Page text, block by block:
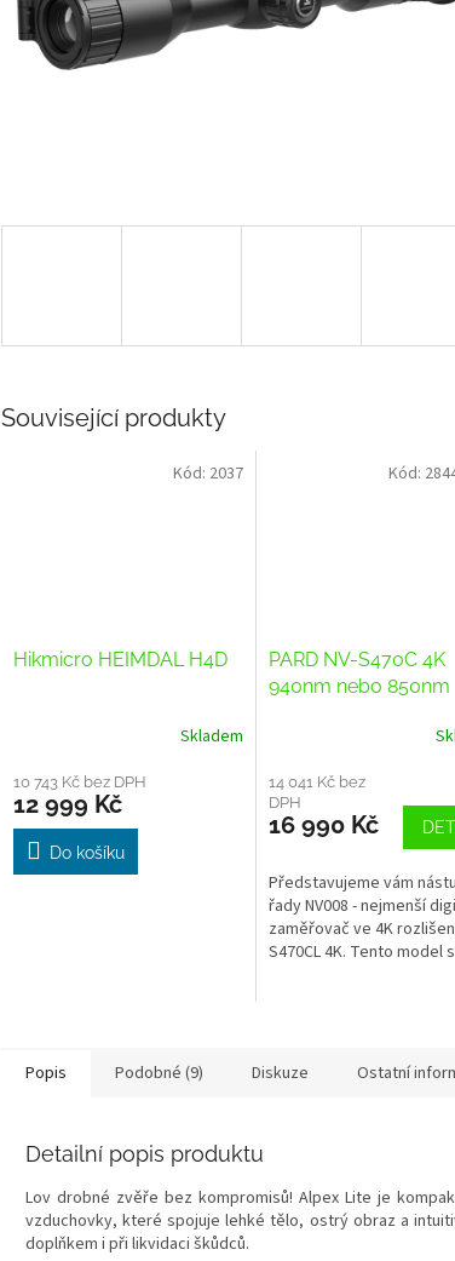
Související produkty
Hikmicro HEIMDAL H4D
Skladem
10 743 Kč bez DPH
12 999 Kč
Do košíku
Kód: 2037
PARD NV-S470C 4K
940nm nebo 850nm
produktu
je
3,5
5
hvězdiček.
14 041 Kč bez
DPH
16 990 Kč
Představujeme vám
řady NV008 - nejmenší
zaměřovač ve 4K
S470CL 4K. Tento model
Kód:
Popis Podobné (9) Diskuze Ostatní
Detailní popis produktu
Lov drobné zvěře bez kompromisů! Alpex Lite je
vzduchovky, které spojuje lehké tělo, ostrý obraz a
doplňkem i při likvidaci škůdců.